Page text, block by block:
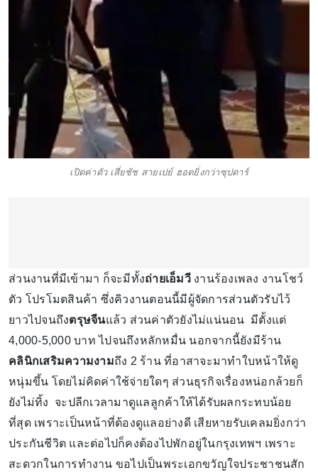
เปิดค่าตัว เสี่ยชัช สายเปย์ ฮอตยิ่งกว่าซุปตาร์
ส่วนงานที่มีเข้ามา ก็จะมีทั้งถ่ายเอ็มวีงานร้องเพลง งานโชว์
ตัว โปรโมตสินค้า ซึ่งคิวงานตอนนี้มีผู้จัดการส่วนตัวรับไว้
ยาวไปจนถึงตรุษจีนแล้ว ส่วนค่าตัวยังไม่แน่นอน มีตั้งแต่
4,000-5,000 บาท ไปจนถึงหลักหมื่น นอกจากนี้ยังมีร้าน
คลินิกเสริมความงามถึง 2 ร้าน ที่อาสาจะมาทำใบหน้าให้ดู
หนุ่มขึ้น โดยไม่คิดค่าใช้จ่ายใดๆ ส่วนธุรกิจเรื่องหน่อกล้วยก็
ยังไม่ทิ้ง จะปลีกเวลามาดูแลลูกค้าให้ได้รับผลกระทบน้อย
ที่สุด เพราะเป็นหน้าที่ต้องดูแลอย่างดี เสียหายรับเคลมยิ่งกว่า
ประกันชีวิต และต่อไปก็คงต้องไปพักอยู่ในกรุงเทพฯ เพราะ
สะดวกในการทำงาน ขอไปเป็นพระเอกขวัญใจประชาชนสัก